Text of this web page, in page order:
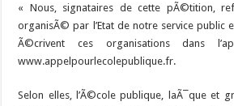
« Nous, signataires de cette pÃ©tition,
organisÃ© par l’Etat de notre service public
Ã©crivent ces organisations dans
www.appelpourlecolepublique.fr.
Selon elles, l’Ã©cole publique, laÃ¯que et